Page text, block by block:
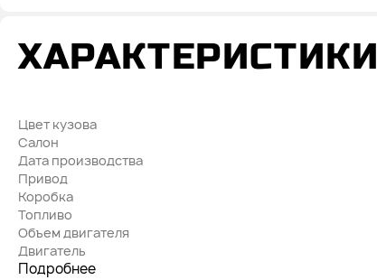
ХАРАКТЕРИСТИКИ
Цвет кузова
Салон
Дата производства
Привод
Коробка
Топливо
Объем двигателя
Двигатель
Подробнее